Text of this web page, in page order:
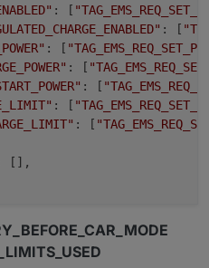
: [
: [
: [
: [
: [
: [
: [
[],